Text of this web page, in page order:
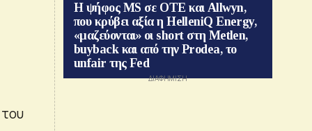
Η ψήφος MS σε ΟΤΕ και Allwyn,
που κρύβει αξία η HelleniQ Energy,
«μαζεύονται» οι short στη Metlen,
buyback και από την Prodea, το
unfair της Fed